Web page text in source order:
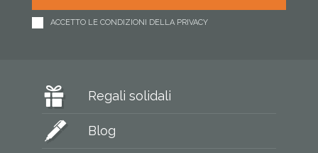
ACCETTO LE CONDIZIONI DELLA PRIVACY
Regali solidali
Blog